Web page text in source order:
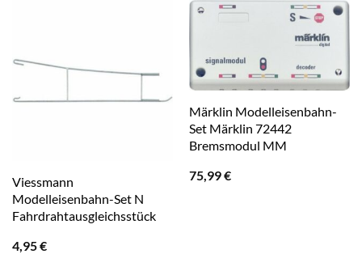
Viessmann
Modelleisenbahn-Set N
Fahrdrahtausgleichsstück
4,95€
Märklin Modelleisenbahn-
Set Märklin 72442
Bremsmodul MM
75,99€